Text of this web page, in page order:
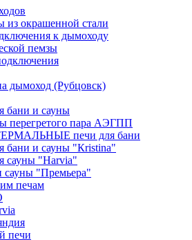
окрашенной стали
к дымоходу
пемзы
дымоход (Рубцовск)
бани и сауны
перегретого пара АЭГПП
печи для бани
бани и сауны "Кristina"
сауны "Harvia"
сауны "Премьера"
печам
печи